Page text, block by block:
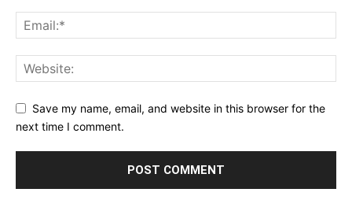
Save my name, email, and website in this browser for the
next time I comment.